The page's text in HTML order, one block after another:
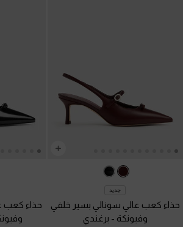
جديد
حذاء كعب عالي سونالي بسير خلفي
وفيونكة - برغندي
حذاء كعب